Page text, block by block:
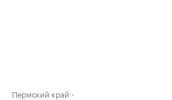
Пермский край